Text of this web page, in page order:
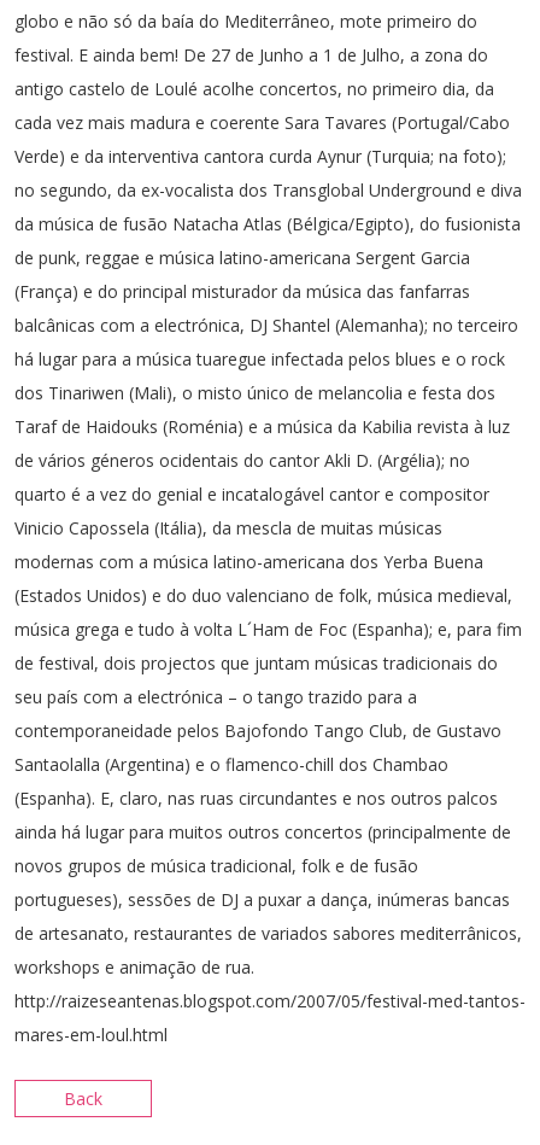
globo e não só da baía do Mediterrâneo, mote primeiro do
festival. E ainda bem! De 27 de Junho a 1 de Julho, a zona do
antigo castelo de Loulé acolhe concertos, no primeiro dia, da
cada vez mais madura e coerente Sara Tavares (Portugal/Cabo
Verde) e da interventiva cantora curda Aynur (Turquia; na foto);
no segundo, da ex-vocalista dos Transglobal Underground e diva
da música de fusão Natacha Atlas (Bélgica/Egipto), do fusionista
de punk, reggae e música latino-americana Sergent Garcia
(França) e do principal misturador da música das fanfarras
balcânicas com a electrónica, DJ Shantel (Alemanha); no terceiro
há lugar para a música tuaregue infectada pelos blues e o rock
dos Tinariwen (Mali), o misto único de melancolia e festa dos
Taraf de Haidouks (Roménia) e a música da Kabilia revista à luz
de vários géneros ocidentais do cantor Akli D. (Argélia); no
quarto é a vez do genial e incatalogável cantor e compositor
Vinicio Capossela (Itália), da mescla de muitas músicas
modernas com a música latino-americana dos Yerba Buena
(Estados Unidos) e do duo valenciano de folk, música medieval,
música grega e tudo à volta L´Ham de Foc (Espanha); e, para fim
de festival, dois projectos que juntam músicas tradicionais do
seu país com a electrónica – o tango trazido para a
contemporaneidade pelos Bajofondo Tango Club, de Gustavo
Santaolalla (Argentina) e o flamenco-chill dos Chambao
(Espanha). E, claro, nas ruas circundantes e nos outros palcos
ainda há lugar para muitos outros concertos (principalmente de
novos grupos de música tradicional, folk e de fusão
portugueses), sessões de DJ a puxar a dança, inúmeras bancas
de artesanato, restaurantes de variados sabores mediterrânicos,
workshops e animação de rua.
http://raizeseantenas.blogspot.com/2007/05/festival-med-tantos-
mares-em-loul.html
Back